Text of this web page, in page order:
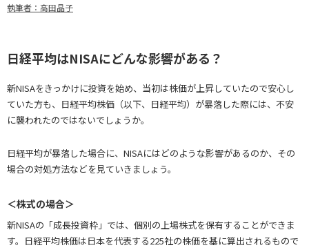
執筆者：高田晶子
日経平均はNISAにどんな影響がある？
新NISAをきっかけに投資を始め、当初は株価が上昇していたので安心し
ていた方も、日経平均株価（以下、日経平均）が暴落した際には、不安
に襲われたのではないでしょうか。
日経平均が暴落した場合に、NISAにはどのような影響があるのか、その
場合の対処方法などを見ていきましょう。
＜株式の場合＞
新NISAの「成長投資枠」では、個別の上場株式を保有することができま
す。日経平均株価は日本を代表する225社の株価を基に算出されるもので